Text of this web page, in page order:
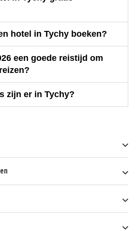
hotel in Tychy boeken?
een goede reistijd om
zijn er in Tychy?